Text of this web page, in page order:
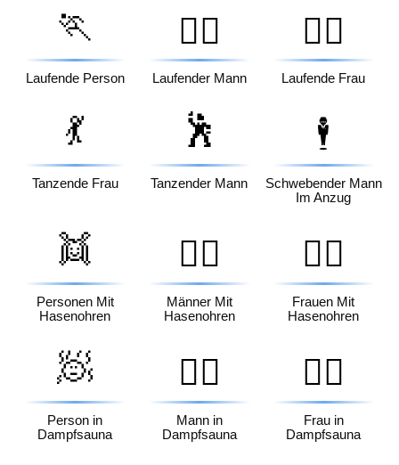
🏃
Laufende Person
🏃‍♂️
Laufender Mann
🏃‍♀️
Laufende Frau
💃
Tanzende Frau
🕺
Tanzender Mann
🕴️
Schwebender Mann
Im Anzug
👯
Personen Mit
Hasenohren
👯‍♂️
Männer Mit
Hasenohren
👯‍♀️
Frauen Mit
Hasenohren
🧖
Person in
Dampfsauna
🧖‍♂️
Mann in
Dampfsauna
🧖‍♀️
Frau in
Dampfsauna